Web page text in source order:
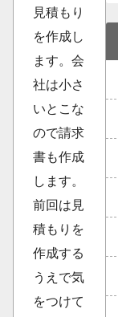
見積もり
を作成し
ます。会
社は小さ
いとこな
ので請求
書も作成
します。
前回は見
積もりを
作成する
うえで気
をつけて